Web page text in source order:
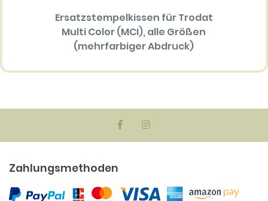
Ersatzstempelkissen für Trodat
Multi Color (MCI), alle Größen
(mehrfarbiger Abdruck)
Zahlungsmethoden